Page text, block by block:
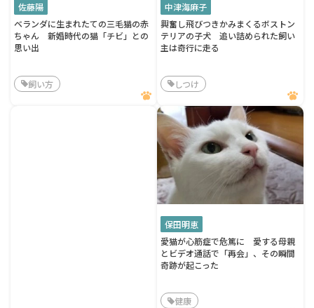
佐藤陽
ベランダに生まれたての三毛猫の赤
ちゃん 新婚時代の猫「チビ」との
思い出
飼い方
中津海麻子
興奮し飛びつきかみまくるボストン
テリアの子犬 追い詰められた飼い
主は奇行に走る
しつけ
保田明恵
愛猫が心筋症で危篤に 愛する母親
とビデオ通話で「再会」、その瞬間
奇跡が起こった
健康